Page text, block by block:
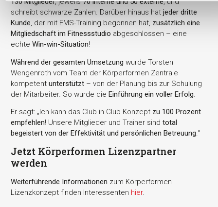
schreibt schwarze Zahlen. Darüber hinaus hatjeder dritte
Kunde, der mit EMS-Training begonnen hat, zusätzlich eine
Mitgliedschaft im Fitnessstudio abgeschlossen – eine
echteWin-win-Situation!
Während der gesamten Umsetzung wurde Torsten
Wengenroth vom Team der Körperformen Zentrale
kompetentunterstützt – von der Planung bis zur Schulung
der Mitarbeiter. So wurde dieEinführung ein voller Erfolg
Er sagt: „Ich kann das Club-in-Club-Konzept zu 100 Prozent
empfehlen! Unsere Mitglieder und Trainer sindtotal
begeistert von der Effektivität und persönlichen Betreuung.“
Jetzt Körperformen Lizenzpartner
werden
Weiterführende Informationen zum Körperformen
Lizenzkonzept finden Interessenten hier.